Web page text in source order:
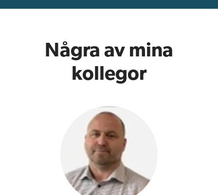
Några av mina
kollegor